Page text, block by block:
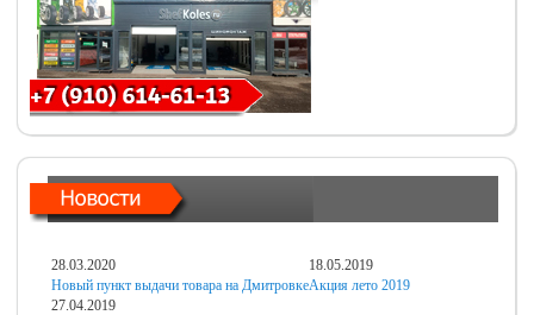
28.03.2020
Новый пункт выдачи товара на Дмитровке
18.05.2019
Акция лето 2019
27.04.2019